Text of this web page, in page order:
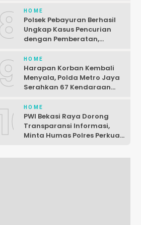
HOME
Polsek Pebayuran Berhasil
Ungkap Kasus Pencurian
dengan Pemberatan,
Karawang
HOME
Harapan Korban Kembali
Menyala, Polda Metro Jaya
Serahkan 67 Kendaraan
HOME
PWI Bekasi Raya Dorong
Transparansi Informasi,
Minta Humas Polres Perkuat